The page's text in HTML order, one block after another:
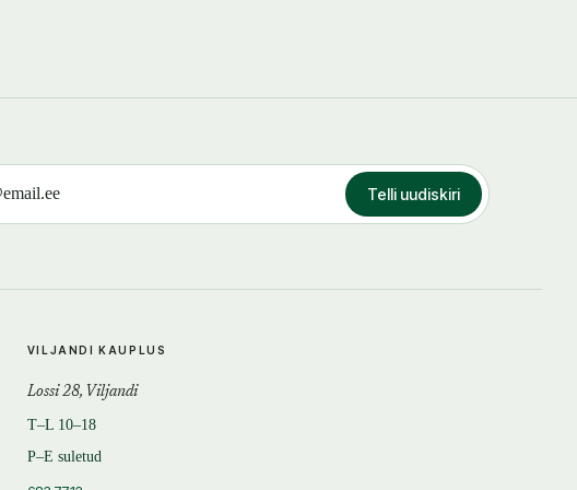
Telli uudiskiri
VILJANDI KAUPLUS
Lossi 28, Viljandi
T–L 10–18
P–E suletud